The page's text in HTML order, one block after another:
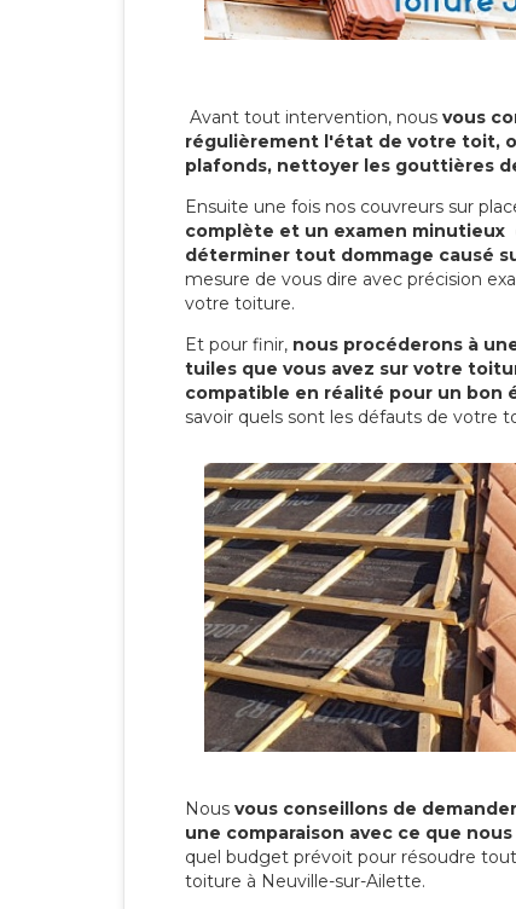
Avant tout intervention, nous vous
régulièrement l'état de votre toit,
plafonds, nettoyer les gouttières
Ensuite une fois nos couvreurs sur
complète et un examen
déterminer tout dommage causé
mesure de vous dire avec précision
votre toiture.
Et pour finir, nous procéderons à
tuiles que vous avez sur votre
compatible en réalité pour un bon
savoir quels sont les défauts de votre
Nous vous conseillons de
une comparaison avec ce que
quel budget prévoit pour résoudre
toiture à Neuville-sur-Ailette.